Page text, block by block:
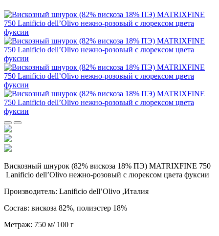
Вискозный шнурок (82% вискоза 18% ПЭ) MATRIXFINE 750
Lanificio dell’Olivo нежно-розовый с люрексом цвета фуксии
Производитель: Lanificio dell’Olivo ,Италия
Состав: вискоза 82%, полиэстер 18%
Метраж: 750 м/ 100 г